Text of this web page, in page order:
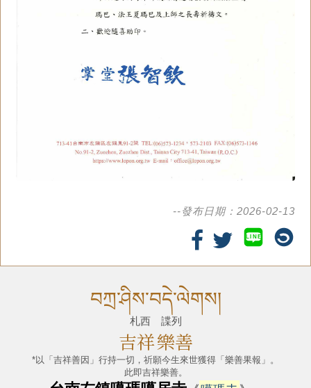
--發布日期：2026-02-13
LINE
བཀྲ་ཤིས་བདེ་ལེགས།
札西 諜列
吉祥樂善
*以「吉祥善因」行持一切，祈願今生來世獲得「樂善果報」。
此即吉祥樂善。